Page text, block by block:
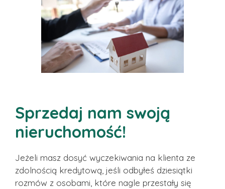
Sprzedaj nam swoją
nieruchomość!
Jeżeli masz dosyć wyczekiwania na klienta ze
zdolnością kredytową, jeśli odbyłeś dziesiątki
rozmów z osobami, które nagle przestały się